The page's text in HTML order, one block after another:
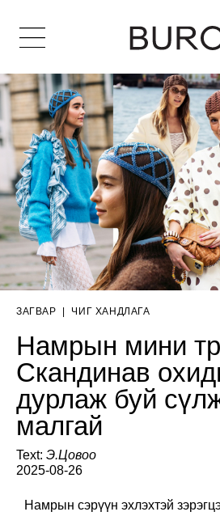
ЗАГВАР ЧИГ ХАНДЛАГА
Намрын мини
Скандинав
дурлаж буй
малгай
Text: Э.Цовоо
2025-08-26
Намрын сэрүүн эхлэхтэй